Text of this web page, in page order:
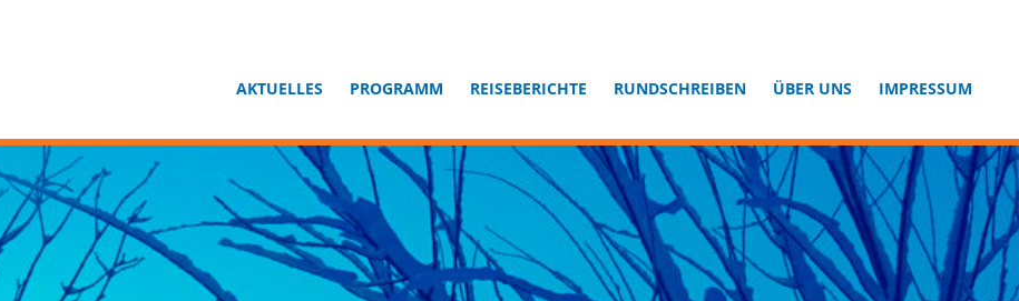
AKTUELLES PROGRAMM REISEBERICHTE RUNDSCHREIBEN ÜBER UNS IMPRESSUM